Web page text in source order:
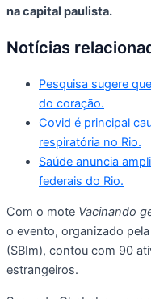
na capital paulista.
Notícias
Pesquisa sugere
do coração.
Covid é principal
respiratória no Rio.
Saúde anuncia
federais do Rio.
Com o mote Vacinando
o evento, organizado
(SBIm), contou com 90
estrangeiros.